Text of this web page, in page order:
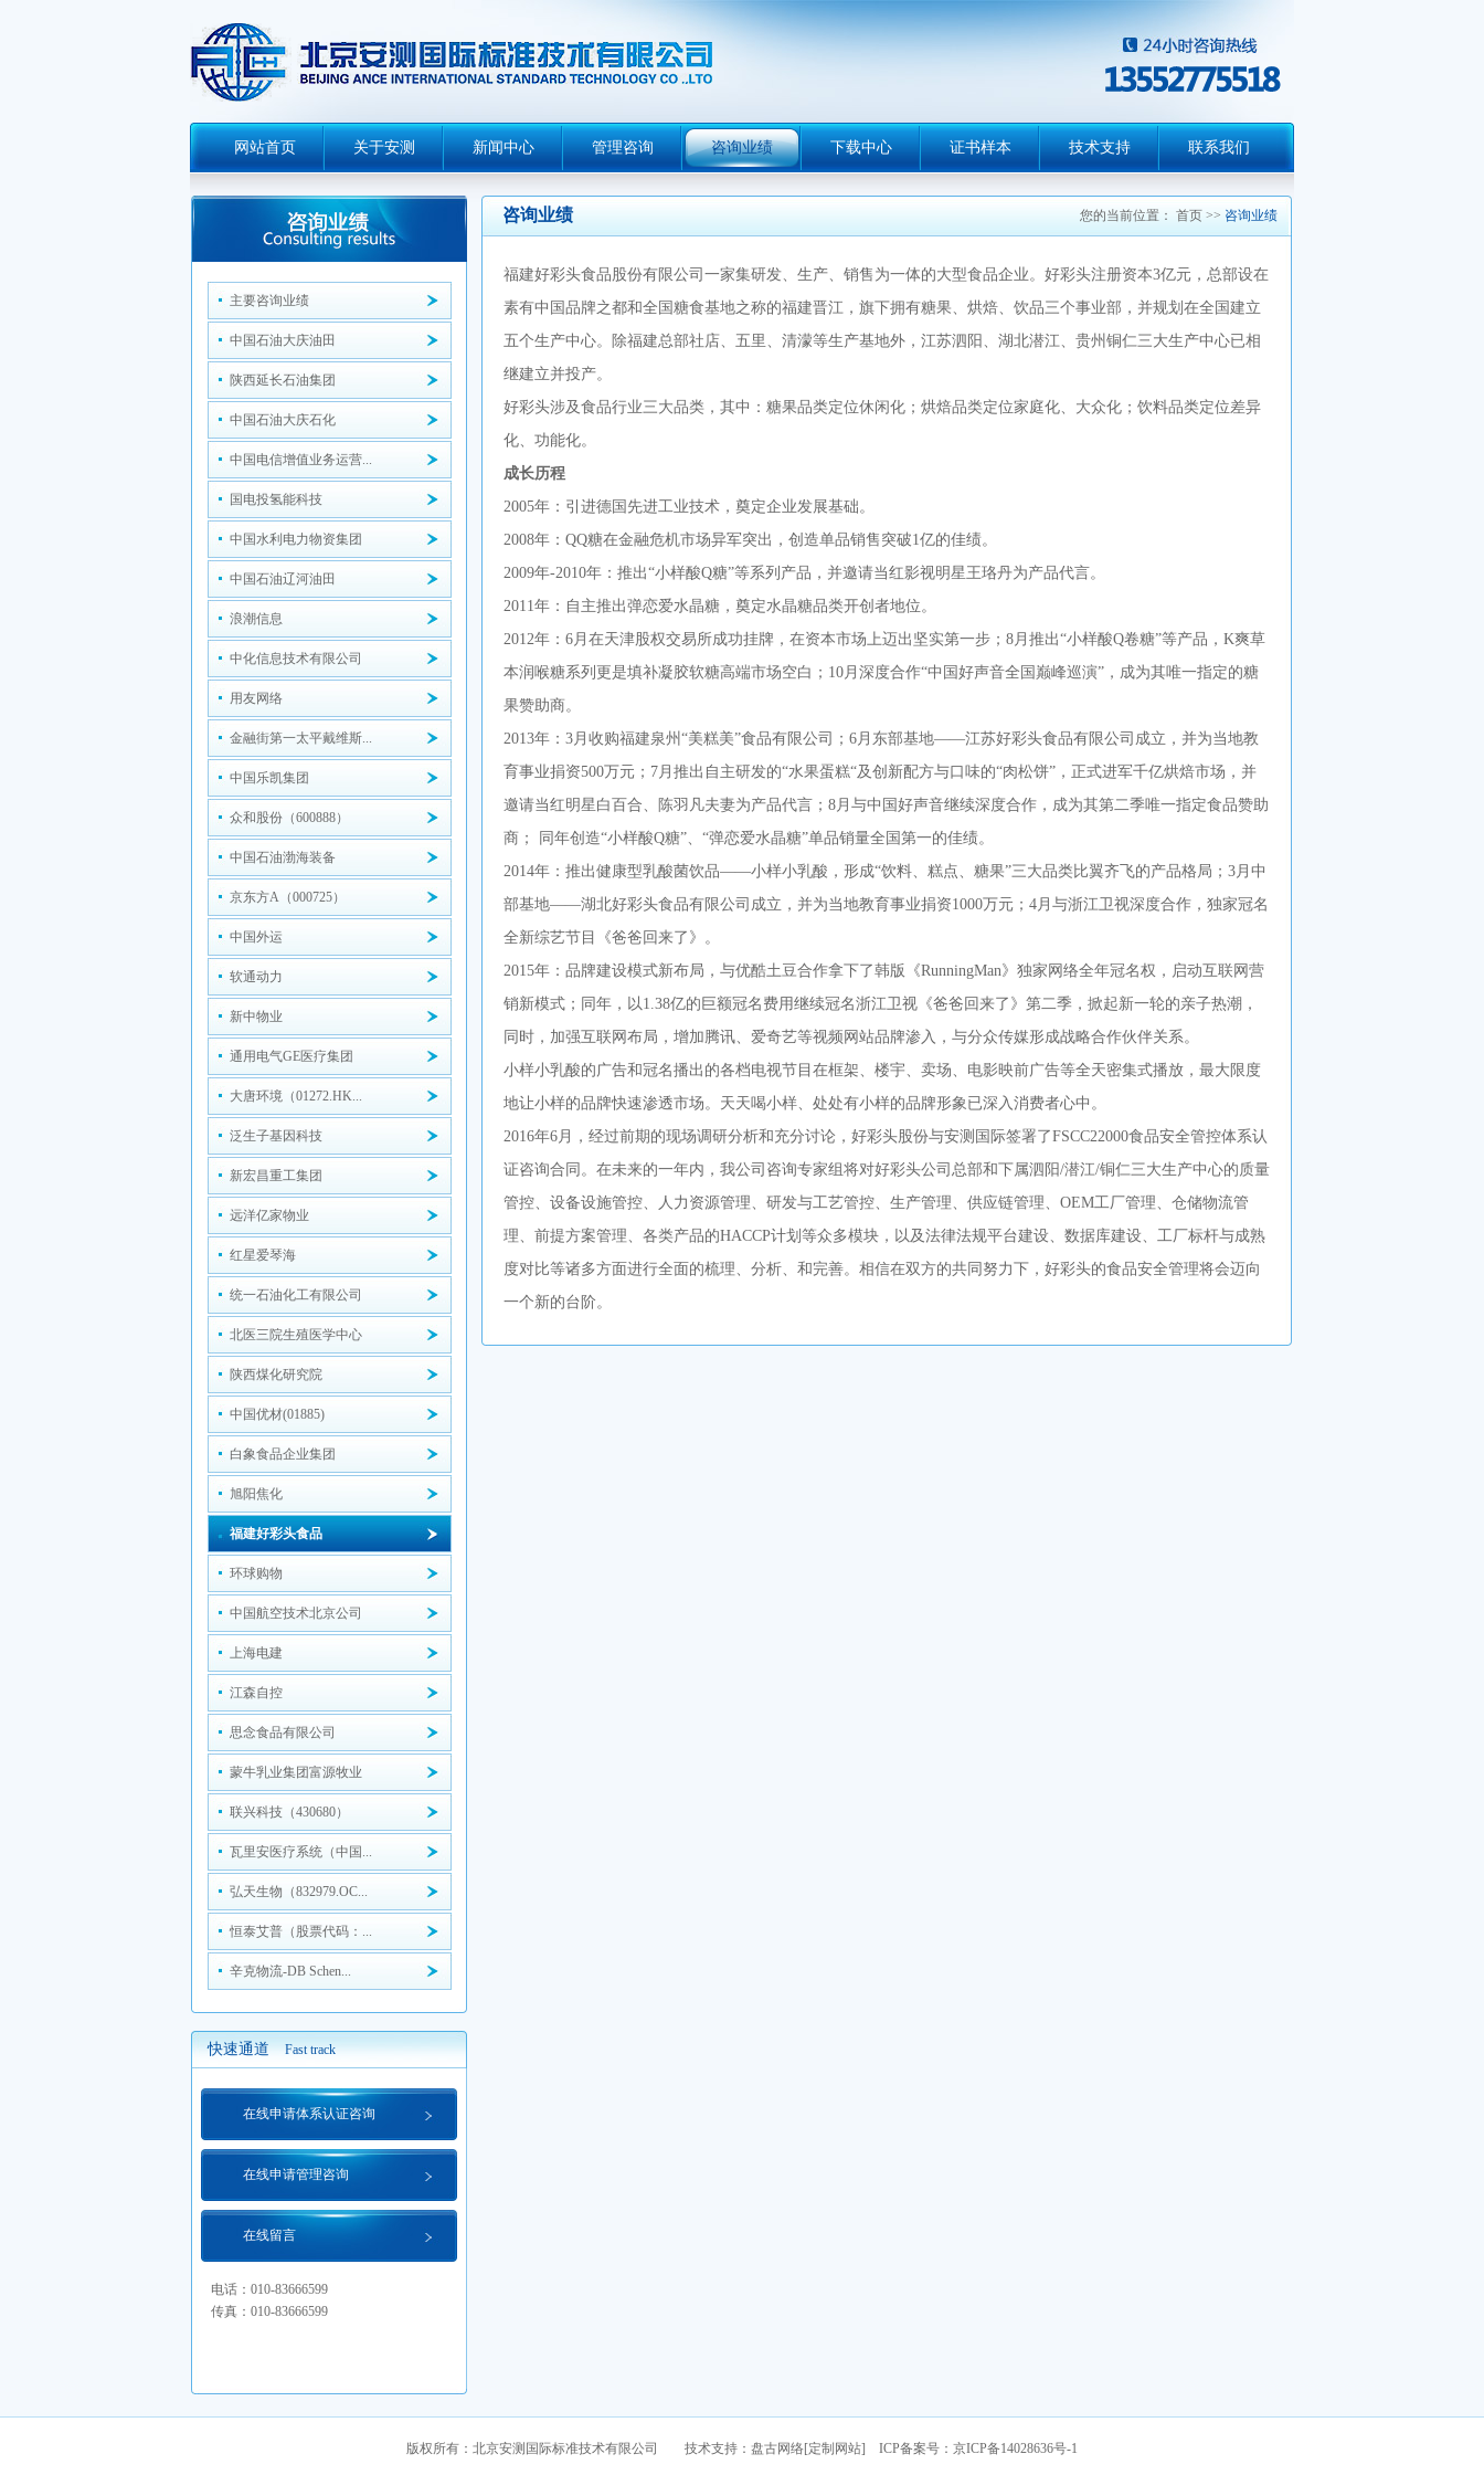
网站首页 关于安测 新闻中心 管理咨询 咨询业绩 下载中心 证书样本 技术支持 联系我们
主要咨询业绩
中国石油大庆油田
陕西延长石油集团
中国石油大庆石化
中国电信增值业务运营...
国电投氢能科技
中国水利电力物资集团
中国石油辽河油田
浪潮信息
中化信息技术有限公司
用友网络
金融街第一太平戴维斯...
中国乐凯集团
众和股份（600888）
中国石油渤海装备
京东方A（000725）
中国外运
软通动力
新中物业
通用电气GE医疗集团
大唐环境（01272.HK...
泛生子基因科技
新宏昌重工集团
远洋亿家物业
红星爱琴海
统一石油化工有限公司
北医三院生殖医学中心
陕西煤化研究院
中国优材(01885)
白象食品企业集团
旭阳焦化
福建好彩头食品
环球购物
中国航空技术北京公司
上海电建
江森自控
思念食品有限公司
蒙牛乳业集团富源牧业
联兴科技（430680）
瓦里安医疗系统（中国...
弘天生物（832979.OC...
恒泰艾普（股票代码：...
辛克物流-DB Schen...
快速通道 Fast track
在线申请体系认证咨询
在线申请管理咨询
在线留言
电话：010-83666599
传真：010-83666599
咨询业绩 您的当前位置： 首页 >> 咨询业绩
福建好彩头食品股份有限公司一家集研发、生产、销售为一体的大型食品企业。好彩头注册资本3亿元，总部设在
素有中国品牌之都和全国糖食基地之称的福建晋江，旗下拥有糖果、烘焙、饮品三个事业部，并规划在全国建立
五个生产中心。除福建总部社店、五里、清濛等生产基地外，江苏泗阳、湖北潜江、贵州铜仁三大生产中心已相
继建立并投产。
好彩头涉及食品行业三大品类，其中：糖果品类定位休闲化；烘焙品类定位家庭化、大众化；饮料品类定位差异
化、功能化。
成长历程
2005年：引进德国先进工业技术，奠定企业发展基础。
2008年：QQ糖在金融危机市场异军突出，创造单品销售突破1亿的佳绩。
2009年-2010年：推出“小样酸Q糖”等系列产品，并邀请当红影视明星王珞丹为产品代言。
2011年：自主推出弹恋爱水晶糖，奠定水晶糖品类开创者地位。
2012年：6月在天津股权交易所成功挂牌，在资本市场上迈出坚实第一步；8月推出“小样酸Q卷糖”等产品，K爽草
本润喉糖系列更是填补凝胶软糖高端市场空白；10月深度合作“中国好声音全国巅峰巡演”，成为其唯一指定的糖
果赞助商。
2013年：3月收购福建泉州“美糕美”食品有限公司；6月东部基地——江苏好彩头食品有限公司成立，并为当地教
育事业捐资500万元；7月推出自主研发的“水果蛋糕“及创新配方与口味的“肉松饼”，正式进军千亿烘焙市场，并
邀请当红明星白百合、陈羽凡夫妻为产品代言；8月与中国好声音继续深度合作，成为其第二季唯一指定食品赞助
商； 同年创造“小样酸Q糖”、“弹恋爱水晶糖”单品销量全国第一的佳绩。
2014年：推出健康型乳酸菌饮品——小样小乳酸，形成“饮料、糕点、糖果”三大品类比翼齐飞的产品格局；3月中
部基地——湖北好彩头食品有限公司成立，并为当地教育事业捐资1000万元；4月与浙江卫视深度合作，独家冠名
全新综艺节目《爸爸回来了》。
2015年：品牌建设模式新布局，与优酷土豆合作拿下了韩版《RunningMan》独家网络全年冠名权，启动互联网营
销新模式；同年，以1.38亿的巨额冠名费用继续冠名浙江卫视《爸爸回来了》第二季，掀起新一轮的亲子热潮，
同时，加强互联网布局，增加腾讯、爱奇艺等视频网站品牌渗入，与分众传媒形成战略合作伙伴关系。
小样小乳酸的广告和冠名播出的各档电视节目在框架、楼宇、卖场、电影映前广告等全天密集式播放，最大限度
地让小样的品牌快速渗透市场。天天喝小样、处处有小样的品牌形象已深入消费者心中。
2016年6月，经过前期的现场调研分析和充分讨论，好彩头股份与安测国际签署了FSCC22000食品安全管控体系认
证咨询合同。在未来的一年内，我公司咨询专家组将对好彩头公司总部和下属泗阳/潜江/铜仁三大生产中心的质量
管控、设备设施管控、人力资源管理、研发与工艺管控、生产管理、供应链管理、OEM工厂管理、仓储物流管
理、前提方案管理、各类产品的HACCP计划等众多模块，以及法律法规平台建设、数据库建设、工厂标杆与成熟
度对比等诸多方面进行全面的梳理、分析、和完善。相信在双方的共同努力下，好彩头的食品安全管理将会迈向
一个新的台阶。
版权所有：北京安测国际标准技术有限公司 技术支持： 盘古网络[定制网站] ICP备案号： 京ICP备14028636号-1